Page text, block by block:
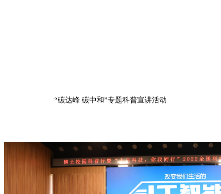
“碳达峰 碳中和”专题科普宣讲活动